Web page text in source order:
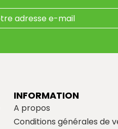
INFORMATION
A propos
Conditions générales de